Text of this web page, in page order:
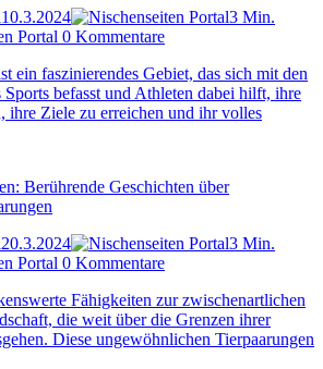
10.3.2024
3 Min.
0 Kommentare
ein faszinierendes Gebiet, das sich mit den
Sports befasst und Athleten dabei hilft, ihre
ihre Ziele zu erreichen und ihr volles
Berührende Geschichten über
20.3.2024
3 Min.
0 Kommentare
Fähigkeiten zur zwischenartlichen
die weit über die Grenzen ihrer
Diese ungewöhnlichen Tierpaarungen